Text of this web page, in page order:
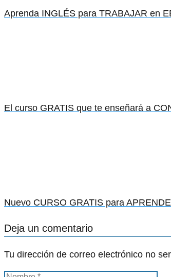
Aprenda INGLÉS para TRABAJAR en
El curso GRATIS que te enseñará a
Nuevo CURSO GRATIS para
Deja un comentario
Tu dirección de correo electrónico no